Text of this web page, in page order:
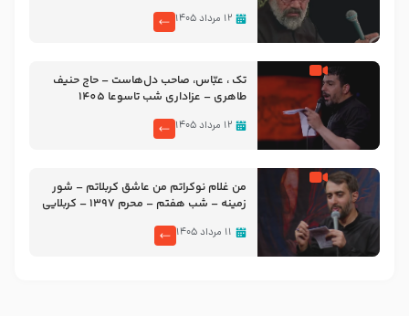
۱۲ مرداد ۱۴۰۵
تک ، عبّاس، صاحب دل‌هاست – حاج حنیف
طاهری – عزاداری شب تاسوعا 1405
۱۲ مرداد ۱۴۰۵
من غلام نوکراتم من عاشق کربلاتم – شور
زمینه – شب هفتم – محرم 1397 – کربلایی
۱۱ مرداد ۱۴۰۵